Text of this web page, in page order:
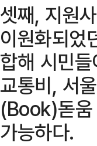
셋째, 지원
이원화되었
합해 시민
교통비, 서
(Book)돋움
가능하다.